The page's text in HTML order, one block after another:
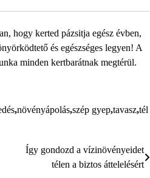
hogy kerted pázsitja egész évben,
és egészséges legyen! A
minden kertbarátnak megtérül.
,növényápolás,szép gyep,tavasz,tél
Így gondozd a vízinövényeidet
télen a biztos áttelelésért